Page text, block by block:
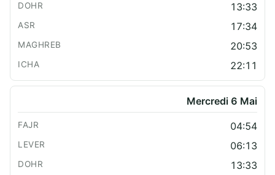
13:33
17:34
20:53
22:11
Mercredi 6 Mai
04:54
06:13
13:33